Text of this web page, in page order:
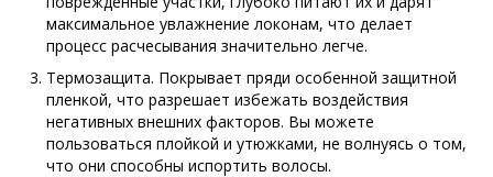
максимальное увлажнение локонам, что делает
процесс расчесывания значительно легче.
Термозащита. Покрывает пряди особенной защитной
пленкой, что разрешает избежать воздействия
негативных внешних факторов. Вы можете
пользоваться плойкой и утюжками, не волнуясь о том,
что они способны испортить волосы.